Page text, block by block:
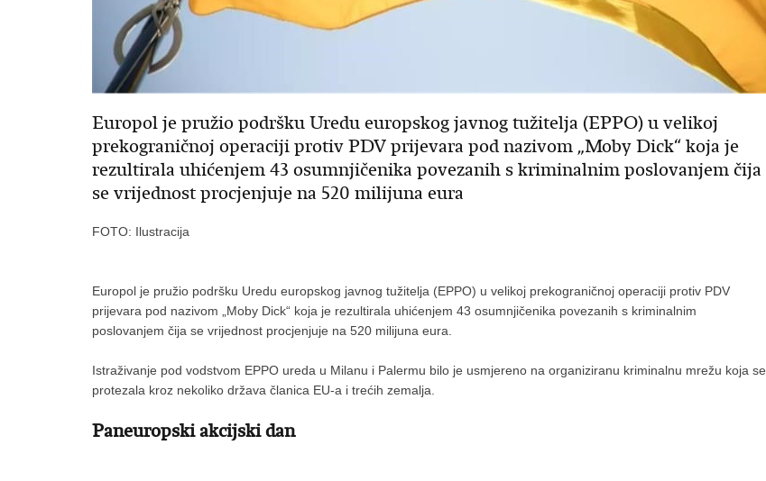
Europol je pružio podršku Uredu europskog javnog tužitelja (EPPO) u velikoj
prekograničnoj operaciji protiv PDV prijevara pod nazivom „Moby Dick“ koja je
rezultirala uhićenjem 43 osumnjičenika povezanih s kriminalnim poslovanjem čija
se vrijednost procjenjuje na 520 milijuna eura
FOTO: Ilustracija
Europol je pružio podršku Uredu europskog javnog tužitelja (EPPO) u velikoj prekograničnoj operaciji protiv PDV
prijevara pod nazivom „Moby Dick“ koja je rezultirala uhićenjem 43 osumnjičenika povezanih s kriminalnim
poslovanjem čija se vrijednost procjenjuje na 520 milijuna eura.
Istraživanje pod vodstvom EPPO ureda u Milanu i Palermu bilo je usmjereno na organiziranu kriminalnu mrežu koja se
protezala kroz nekoliko država članica EU-a i trećih zemalja.
Paneuropski akcijski dan